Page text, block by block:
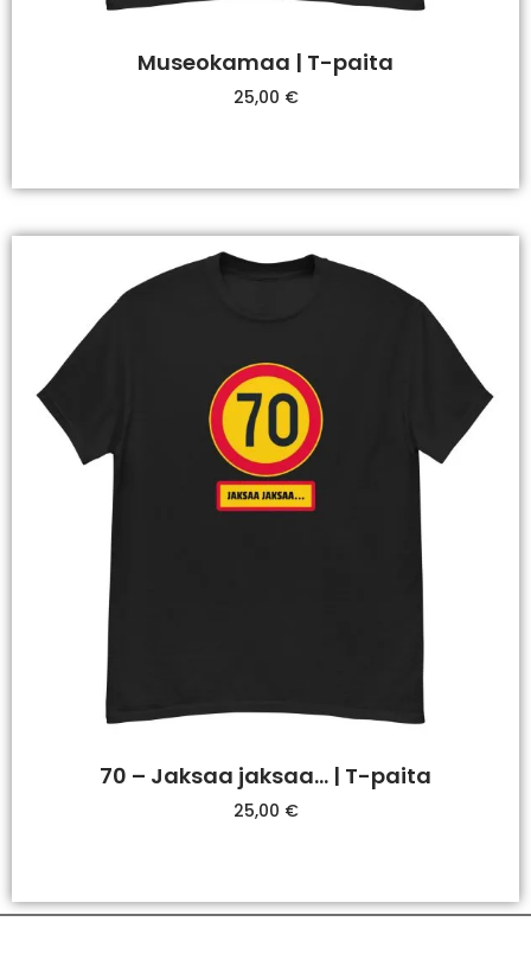
Museokamaa | T-paita
25,00 €
70 – Jaksaa jaksaa… | T-paita
25,00 €